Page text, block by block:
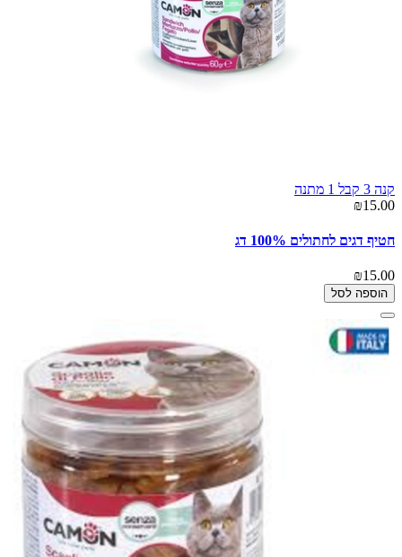
קנה 3 קבל 1 מתנה
₪15.00
חטיף דגים לחתולים 100% דג
₪15.00
הוספה לסל